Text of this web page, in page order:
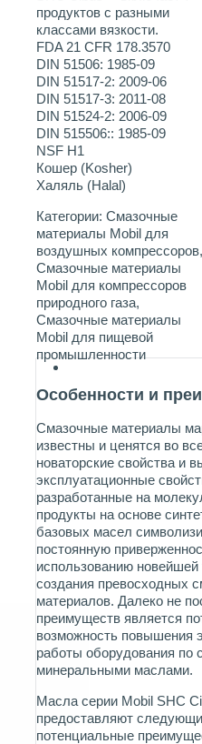
продуктов с разными
классами вязкости.
FDA 21 CFR 178.3570
DIN 51506: 1985-09
DIN 51517-2: 2009-06
DIN 51517-3: 2011-08
DIN 51524-2: 2006-09
DIN 515506:: 1985-09
NSF H1
Кошер (Kosher)
Халяль (Halal)
Категории: Смазочные
материалы Mobil для
воздушных компрессоров,
Смазочные материалы
Mobil для компрессоров
природного газа,
Смазочные материалы
Mobil для пищевой
промышленности
Особенности и
Смазочные материалы
известны и ценятся во
новаторские свойства и
эксплуатационные
разработанные на
продукты на основе
базовых масел
постоянную
использованию новейшей
создания превосходных
материалов. Далеко не
преимуществ является
возможность повышения
работы оборудования по
минеральными маслами.
Масла серии Mobil SHC
предоставляют
потенциальные